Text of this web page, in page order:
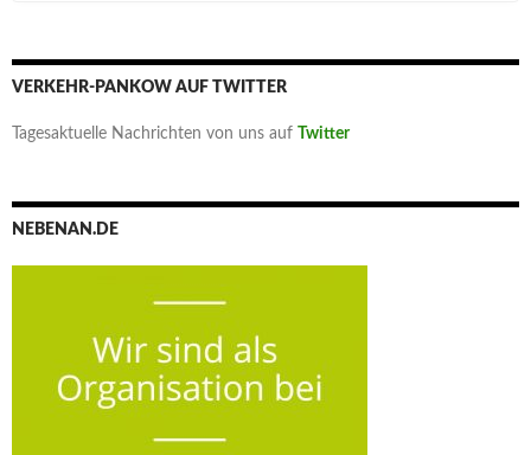
VERKEHR-PANKOW AUF TWITTER
Tagesaktuelle Nachrichten von uns auf Twitter
NEBENAN.DE